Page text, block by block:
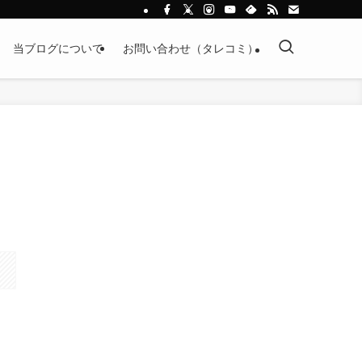
当ブログについて お問い合わせ（タレコミ）